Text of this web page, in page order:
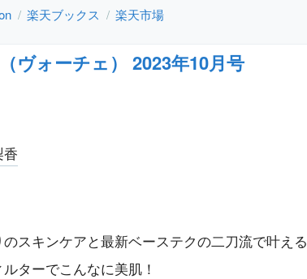
楽天ブックス 楽天市場
ヴォーチェ） 2023年10月号
香
スキンケアと最新ベーステクの二刀流で叶える
ルターでこんなに美肌！